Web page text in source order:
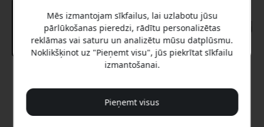
14.99 EUR
Mēs izmantojam sīkfailus, lai uzlabotu jūsu
pārlūkošanas pieredzi, rādītu personalizētas
reklāmas vai saturu un analizētu mūsu datplūsmu.
Noklikšķinot uz "Pieņemt visu", jūs piekrītat sīkfailu
izmantošanai.
Pieņemt visus
Nē, es labāk maksātu pilnu cenu.